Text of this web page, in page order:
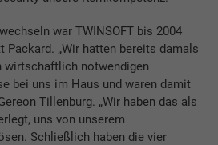
war TWINSOFT bis 2004
Packard. „Wir hatten bereits damals
wirtschaftlich notwendigen
bei uns im Haus und waren damit
Tillenburg. „Wir haben das als
uns von unserem
Schließlich haben die vier